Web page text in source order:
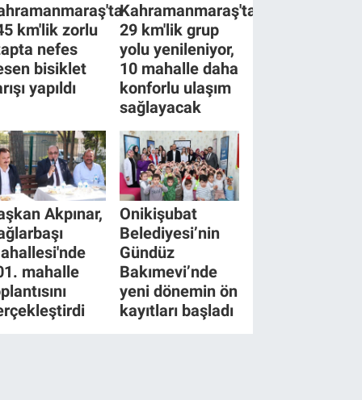
km'lik zorlu
nefes
bisiklet
yapıldı
Kahramanmaraş'ta
29 km'lik grup
yolu yenileniyor,
10 mahalle daha
konforlu ulaşım
sağlayacak
Akpınar,
mahalle
Onikişubat
Belediyesi’nin
Gündüz
Bakımevi’nde
yeni dönemin ön
kayıtları başladı